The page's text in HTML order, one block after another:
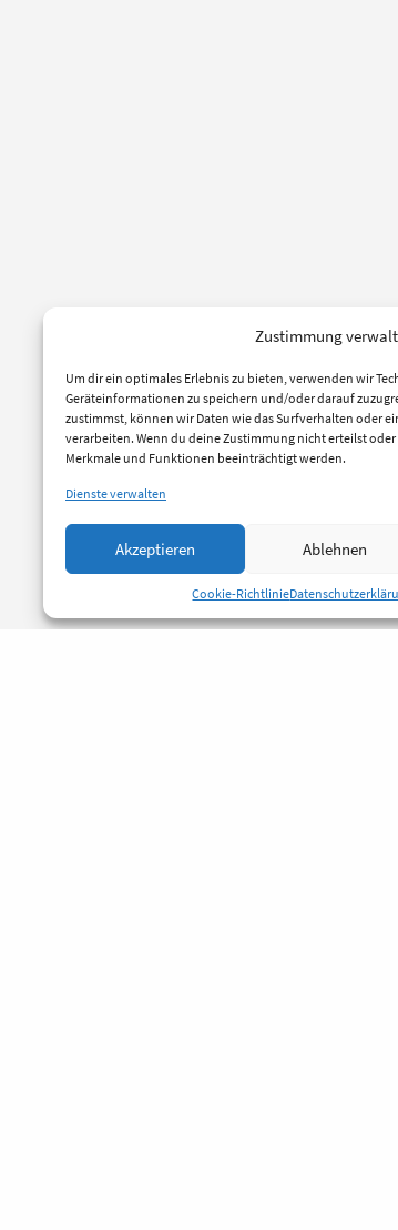
Zustimmung
Um dir ein optimales Erlebnis zu bieten, verwenden wir
Geräteinformationen zu speichern und/oder darauf
zustimmst, können wir Daten wie das Surfverhalten oder
verarbeiten. Wenn du deine Zustimmung nicht erteilst
Merkmale und Funktionen beeinträchtigt werden.
Dienste verwalten
Akzeptieren Ablehnen
Cookie-Richtlinie